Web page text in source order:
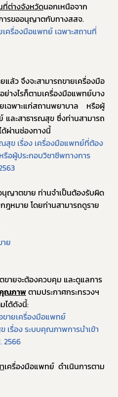
ต่างจังหวัดนอกเหนือจาก
ารขออนุญาตกับทางสสจ.
ครื่องมือแพทย์ เฉพาะสถานที่
งไรก็ตามเครื่องมือแพทย์บาง
เฉพาะแก่สถานพยาบาล หรือผู้
และสาธารณสุข ซึ่งท่านสามารถ
ด้ผ่านช่องทางนี้
ณสุข เรื่อง เครื่องมือแพทย์ที่ต้อง
อผู้ประกอบวิชาชีพทางการ
นุญาตขาย ท่านจำเป็นต้องรับผิด
หมาย โดยท่านสามารถดูราย
ย
ณภาพ ตามประกาศกระทรวงฯ
ได้ดังนี้:
ขายเครื่องมือแพทย์
เรื่อง ระบบคุณภาพการนำเข้า
2566
เครื่องมือแพทย์ ดำเนินการตาม